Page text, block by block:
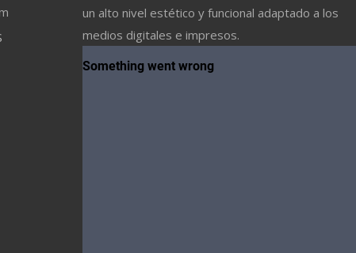
un alto nivel estético y funcional adaptado a los
medios digitales e impresos.